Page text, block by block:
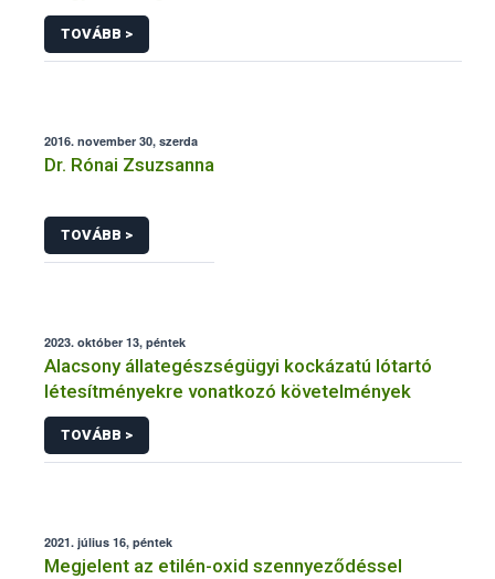
TOVÁBB >
2016. november 30, szerda
Dr. Rónai Zsuzsanna
TOVÁBB >
2023. október 13, péntek
Alacsony állategészségügyi kockázatú lótartó
létesítményekre vonatkozó követelmények
TOVÁBB >
2021. július 16, péntek
Megjelent az etilén-oxid szennyeződéssel